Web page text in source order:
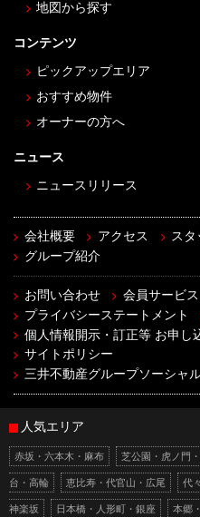
地図から探す
コンテンツ
ピックアップエリア
おすすめ物件
オーナーの方へ
ニュース
ニュースリリース
会社概要 アクセス ス
グループ紹介
お問い合わせ 会員サービス
プライバシーステートメント
個人情報開示・訂正等 お申し
サイトポリシー
三井不動産グループソーシャ
人気エリア
赤坂・六本木・麻布 芝公園・虎ノ門
台・高輪 恵比寿・代官山・広尾 代
神楽坂 日本橋・人形町・銀座 本郷